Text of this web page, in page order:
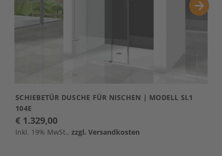
SCHIEBETÜR DUSCHE FÜR NISCHEN | MODELL SL1
104E
€ 1.329,00
Inkl. 19% MwSt., zzgl. Versandkosten